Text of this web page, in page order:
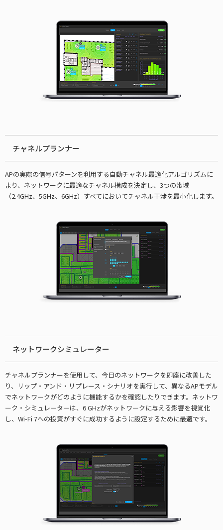
チャネルプランナー
APの実際の信号パターンを利用する自動チャネル最適化アルゴリズムに
より、ネットワークに最適なチャネル構成を決定し、3つの帯域
（2.4GHz、5GHz、6GHz）すべてにおいてチャネル干渉を最小化します。
ネットワークシミュレーター
チャネルプランナーを使用して、今日のネットワークを即座に改善した
り、リップ・アンド・リプレース・シナリオを実行して、異なるAPモデル
でネットワークがどのように機能するかを確認したりできます。ネットワ
ーク・シミュレーターは、6 GHzがネットワークに与える影響を視覚化
し、Wi-Fi 7への投資がすぐに成功するように設定するために最適です。